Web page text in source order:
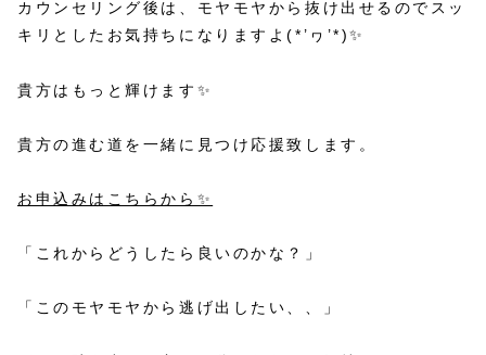
カウンセリング後は、モヤモヤから抜け出せるのでスッ
キリとしたお気持ちになりますよ(*’ヮ’*)✨
貴方はもっと輝けます✨
貴方の進む道を一緒に見つけ応援致します。
お申込みはこちらから✨
「これからどうしたら良いのかな？」
「このモヤモヤから逃げ出したい、、」